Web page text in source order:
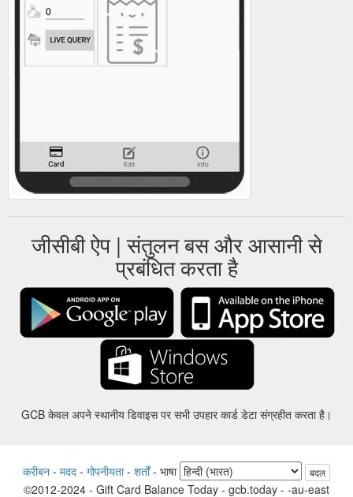
जीसीबी ऐप | संतुलन बस और आसानी से
प्रबंधित करता है
GCB केवल अपने स्थानीय डिवाइस पर सभी उपहार कार्ड डेटा संग्रहीत करता है।
करीबन - मदद - गोपनीयता- शर्तों- भाषा बदल
©2012-2024 - Gift Card Balance Today - gcb.today - -au-east